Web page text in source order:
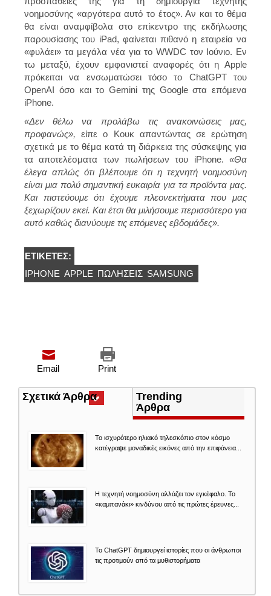
νοημοσύνης «αργότερα αυτό το έτος». Αν και το θέμα
θα είναι αναμφίβολα στο επίκεντρο της εκδήλωσης
παρουσίασης του iPad, φαίνεται πιθανό η εταιρεία να
«φυλάει» τα μεγάλα νέα για το WWDC τον Ιούνιο. Εν
τω μεταξύ, έχουν εμφανιστεί αναφορές ότι η Apple
πρόκειται να ενσωματώσει τόσο το ChatGPT του
OpenAI όσο και το Gemini της Google στα επόμενα
iPhone.
«Δεν θέλω να προλάβω τις ανακοινώσεις μας,
προφανώς», είπε ο Κουκ απαντώντας σε ερώτηση
σχετικά με το θέμα κατά τη διάρκεια της σύσκεψης για
τα αποτελέσματα των πωλήσεων του iPhone. «Θα
έλεγα απλώς ότι βλέπουμε ότι η τεχνητή νοημοσύνη
είναι μια πολύ σημαντική ευκαιρία για τα προϊόντα μας.
Και πιστεύουμε ότι έχουμε πλεονεκτήματα που μας
ξεχωρίζουν εκεί. Και έτσι θα μιλήσουμε περισσότερο για
αυτό καθώς διανύουμε τις επόμενες εβδομάδες».
ΕΤΙΚΈΤΕΣ:
IPHONE APPLE ΠΩΛΗΣΕΙΣ SAMSUNG
Print
Email
Σχετικά Άρθρα(ενεργή
καρτέλα)
Trending
Άρθρα
Το ισχυρότερο ηλιακό τηλεσκόπιο στον κόσμο
κατέγραψε μοναδικές εικόνες από την επιφάνεια...
Η τεχνητή νοημοσύνη αλλάζει τον εγκέφαλο. Το
«καμπανάκι» κινδύνου από τις πρώτες έρευνες...
Το ChatGPT δημιουργεί ιστορίες που οι άνθρωποι
τις προτιμούν από τα μυθιστορήματα